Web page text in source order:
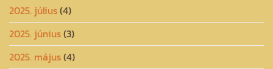
2025. július(4)
2025. június(3)
2025. május(4)